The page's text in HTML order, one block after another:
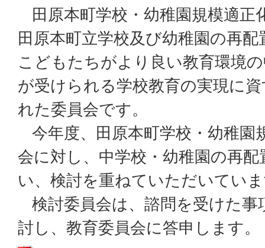
田原本町学校・幼稚園規模適正
田原本町立学校及び幼稚園の再
こどもたちがより良い教育環境
が受けられる学校教育の実現に
れた委員会です。
今年度、田原本町学校・幼稚園
会に対し、中学校・幼稚園の再
い、検討を重ねていただいてい
検討委員会は、諮問を受けた事
討し、教育委員会に答申します。